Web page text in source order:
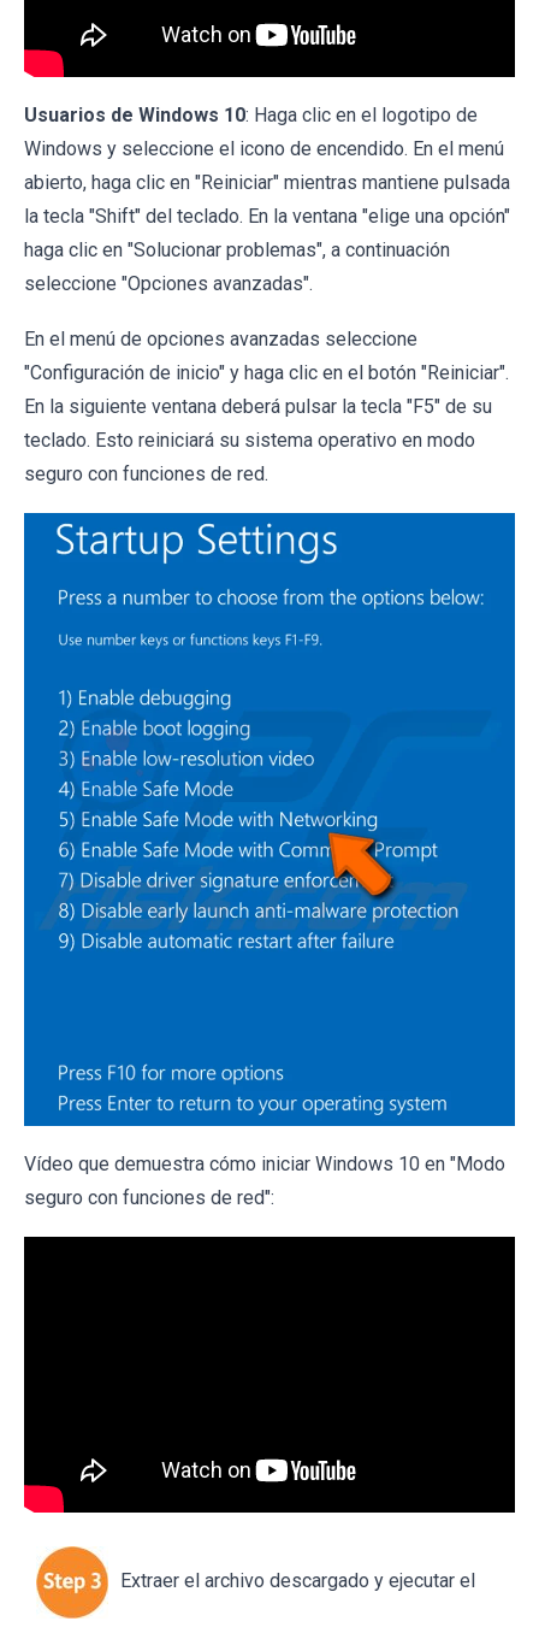
Usuarios de Windows 10: Haga clic en el logotipo de
Windows y seleccione el icono de encendido. En el menú
abierto, haga clic en "Reiniciar" mientras mantiene pulsada
la tecla "Shift" del teclado. En la ventana "elige una opción"
haga clic en "Solucionar problemas", a continuación
seleccione "Opciones avanzadas".
En el menú de opciones avanzadas seleccione
"Configuración de inicio" y haga clic en el botón "Reiniciar".
En la siguiente ventana deberá pulsar la tecla "F5" de su
teclado. Esto reiniciará su sistema operativo en modo
seguro con funciones de red.
Vídeo que demuestra cómo iniciar Windows 10 en "Modo
seguro con funciones de red":
Extraer el archivo descargado y ejecutar el